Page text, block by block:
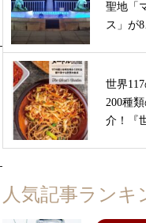
聖地「
ス」が
世界
200種
介！『
人気記事ランキ